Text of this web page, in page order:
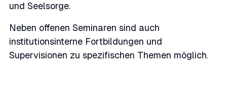
und Seelsorge.
Neben offenen Seminaren sind auch
institutionsinterne Fortbildungen und
Supervisionen zu spezifischen Themen möglich.